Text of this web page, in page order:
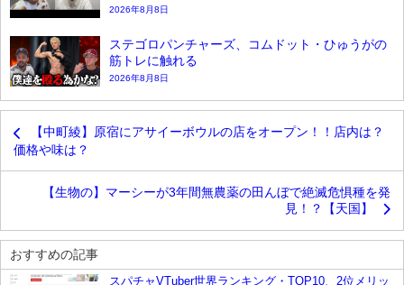
2026年8月8日
ステゴロパンチャーズ、コムドット・ひゅうがの
筋トレに触れる
2026年8月8日
【中町綾】原宿にアサイーボウルの店をオープン！！店内は？
価格や味は？
【生物の】マーシーが3年間無農薬の田んぼで絶滅危惧種を発
見！？【天国】
おすすめの記事
スパチャVTuber世界ランキング・TOP10、2位メリッ